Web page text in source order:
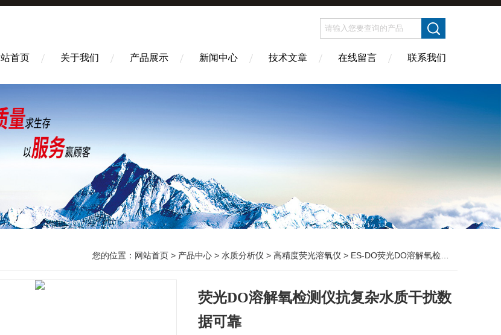
首页 关于我们 产品展示 新闻中心 技术文章 在线留言 联系我们
您的位置： 网站首页 > 产品中心 > 水质分析仪 > 高精度荧光溶氧仪 > ES-DO荧光DO溶解氧检测仪抗复杂水质干扰数据可靠
荧光DO溶解氧检测仪抗复杂水质干扰数
据可靠